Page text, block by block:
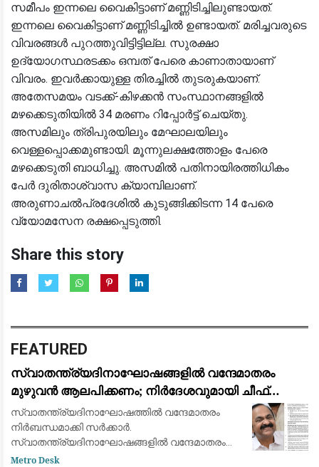
സമീപം ഇന്നലെ വൈകിട്ടാണ് മണ്ണിടിച്ചിലുണ്ടായത്.
ഇന്നലെ വൈകിട്ടാണ് മണ്ണിടിച്ചിൽ ഉണ്ടായത്. മരിച്ചവരുടെ
വിവരങ്ങൾ പുറത്തുവിട്ടിട്ടില്ല. സുരക്ഷാ
ഉദ്യോഗസ്ഥരടക്കം ഒമ്പത് പേരെ കാണാതായാണ്
വിവരം. ഇവർക്കായുള്ള തിരച്ചിൽ തുടരുകയാണ്.
അതേസമയം വടക്ക്-കിഴക്കൻ സംസ്ഥാനങ്ങളിൽ
മഴക്കെടുതിയിൽ 34 മരണം റിപ്പോർട്ട് ചെയ്തു.
അസമിലും ത്രിപുരയിലും മേഘാലയിലും
വെള്ളപ്പൊക്കമുണ്ടായി. മൂന്നുലക്ഷത്തോളം പേരെ
മഴക്കെടുതി ബാധിച്ചു. അസമിൽ പതിനായിരത്തിധികം
പേർ ദുരിതാശ്വാസ ക്യാമ്പിലാണ്.
അരുണാചൽപ്രദേശിൽ കുടുങ്ങിക്കിടന്ന 14 പേരെ
വ്യോമസേന രക്ഷപ്പെടുത്തി.
Share this story
FEATURED
സ്വാതന്ത്ര്യദിനാഘോഷങ്ങളിൽ വന്ദേമാതരം
മുഴുവൻ ആലപിക്കണം; നിർദേശവുമായി ചീഫ്
സെക്രട്ടറി
സ്വാതന്ത്ര്യദിനാഘോഷത്തിൽ വന്ദേമാതരം
നിർബന്ധമാക്കി സർക്കാർ.
സ്വാതന്ത്ര്യദിനാഘോഷങ്ങളിൽ വന്ദേമാതരം
മുഴുവനായും ആലപിക്കണമെന്നാണ് ചീഫ്
Metro Desk